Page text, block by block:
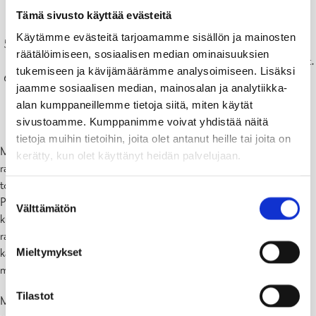
Tämä sivusto käyttää evästeitä
Käytämme evästeitä tarjoamamme sisällön ja mainosten
räätälöimiseen, sosiaalisen median ominaisuuksien
tukemiseen ja kävijämäärämme analysoimiseen. Lisäksi
jaamme sosiaalisen median, mainosalan ja analytiikka-
alan kumppaneillemme tietoja siitä, miten käytät
sivustoamme. Kumppanimme voivat yhdistää näitä
tietoja muihin tietoihin, joita olet antanut heille tai joita on
kerätty, kun olet käyttänyt heidän palvelujaan.
valinta
Välttämätön
Mieltymykset
Tilastot
tarpeelliset suunnitelmat on laadittava ennen rakennustyön
Verohallinnolle ilmoittaminen
Ilmoita verottajalle kaikki yli 5 neliömetrin kokoiset rakennukset.
Asiakirjojen säilyttäminen
Kaikki rakentamishanketta koskevat piirustukset sekä muut
selvitykset on säilytettävä kiinteistöllä.
Mikäli et voi toteuttaa rakentamishankettasi kaavamääräysten tai
rakennusjärjestyksen määräysten mukaisesti, tarvitset hankkeen
toteuttamiseen poikkeamisluvan, vaikka et tarvitse rakentamislupaa.
Poikkeamislupa rakentamishankkeelle on saatava esimerkiksi silloin,
kun kiinteistölläsi ei ole kaavan mukaista rakennusoikeutta tai
rakennusalaa riittävästi jäljellä. Kaikki poikkeamisluvat haetaan
kaavoitukselta ja niistä veloitetaan kaavoituksen taksan mukainen
maksu.
Mikäli laiminlyöt edellä mainittuja hankkeeseen ryhtyvän